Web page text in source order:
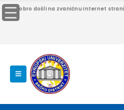
Dobro došli na zvaničnu internet